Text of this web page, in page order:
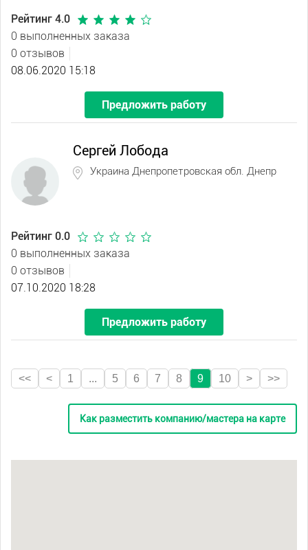
Рейтинг 4.0
0 выполненных заказа
0 отзывов
08.06.2020 15:18
Предложить работу
Сергей Лобода
Украина Днепропетровская обл. Днепр
Рейтинг 0.0
0 выполненных заказа
0 отзывов
07.10.2020 18:28
Предложить работу
<< < 1 ... 5 6 7 8 9 10 > >>
Как разместить компанию/мастера на карте